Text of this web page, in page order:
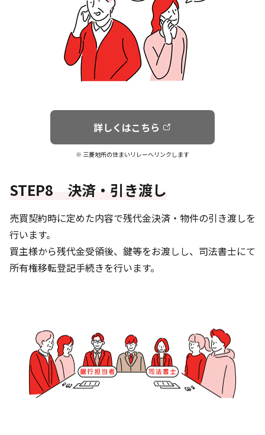
詳しくはこちら
※ 三菱地所の住まいリレーへリンクします
STEP8 決済・引き渡し
売買契約時に定めた内容で残代金決済・物件の引き渡しを
行います。
買主様から残代金受領後、鍵等をお渡しし、司法書士にて
所有権移転登記手続きを行います。